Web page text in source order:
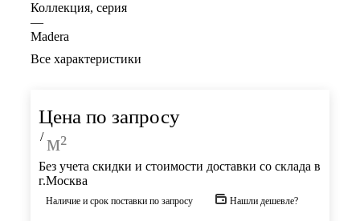
Коллекция, серия
—
Madera
Все характеристики
Цена по запросу
/ м²
Без учета скидки и стоимости доставки со склада в
г.Москва
Наличие и срок поставки по запросу Нашли дешевле?